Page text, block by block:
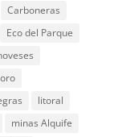
Carboneras
Eco del Parque
litoral
minas Alquife